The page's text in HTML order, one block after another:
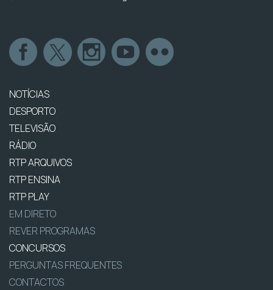
NOTÍCIAS
DESPORTO
TELEVISÃO
RÁDIO
RTP ARQUIVOS
RTP ENSINA
RTP PLAY
EM DIRETO
REVER PROGRAMAS
CONCURSOS
PERGUNTAS FREQUENTES
CONTACTOS